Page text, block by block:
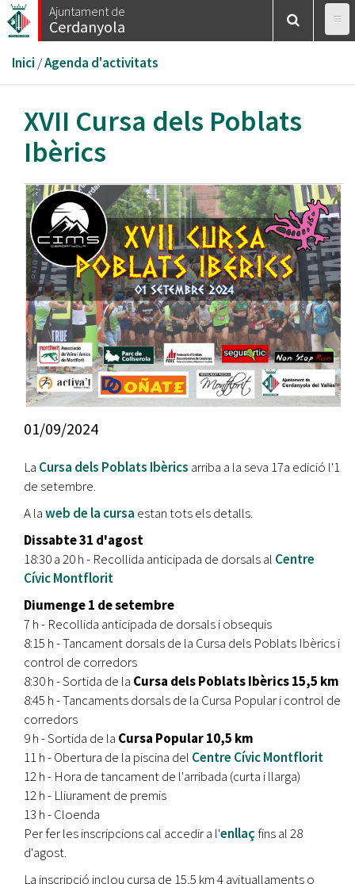
Vés
al
Ajuntament de
Cerdanyola
Esteu
aquí
Inici /Agenda d'activitats
XVII Cursa dels Poblats
Ibèrics
01/09/2024
La Cursa dels Poblats Ibèrics arriba a la seva 17a edició l'1
de setembre.
A laweb de la cursa estan tots els detalls.
Dissabte 31 d'agost
18:30 a 20 h - Recollida anticipada de dorsals al Centre
Cívic Montflorit
Diumenge 1 de setembre
7 h - Recollida anticipada de dorsals i obsequis
8:15 h - Tancament dorsals de la Cursa dels Poblats Ibèrics i
control de corredors
8:30 h - Sortida de la Cursa dels Poblats Ibèrics 15,5 km
8:45 h - Tancaments dorsals de la Cursa Popular i control de
corredors
9 h - Sortida de la Cursa Popular 10,5 km
11 h - Obertura de la piscina del Centre Cívic Montflorit
12 h - Hora de tancament de l'arribada (curta i llarga)
12 h - Lliurament de premis
13 h - Cloenda
Per fer les inscripcions cal accedir a l'enllaçfins al 28
d'agost.
La inscripció inclou cursa de 15,5 km 4 avituallaments o